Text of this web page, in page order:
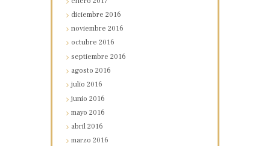
diciembre2016
noviembre2016
octubre2016
septiembre2016
agosto2016
julio2016
junio2016
mayo2016
abril2016
marzo2016